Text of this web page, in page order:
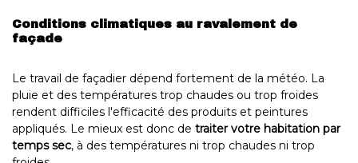
Conditions climatiques au ravalement de
façade
Le travail de façadier dépend fortement de la météo. La
pluie et des températures trop chaudes ou trop froides
rendent difficiles l'efficacité des produits et peintures
appliqués. Le mieux est donc de traiter votre habitation par
temps sec, à des températures ni trop chaudes ni trop